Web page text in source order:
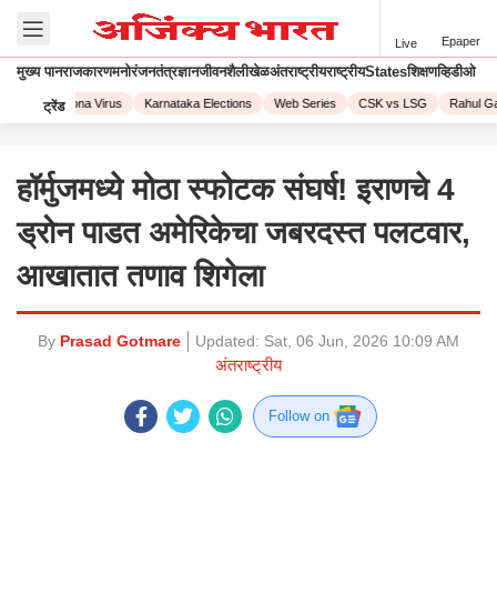
Live Epaper
मुख्य पानराजकारणमनोरंजनतंत्रज्ञानजीवनशैलीखेळअंतराष्ट्रीयराष्ट्रीयStatesशिक्षणव्हिडीओ
ट्रेंड
Corona Virus Karnataka Elections Web Series CSK vs LSG Rahul
हॉर्मुजमध्ये मोठा स्फोटक संघर्ष! इराणचे 4
ड्रोन पाडत अमेरिकेचा जबरदस्त पलटवार,
आखातात तणाव शिगेला
By Prasad Gotmare Updated: Sat, 06 Jun, 2026 10:09 AM
अंतराष्ट्रीय
Follow on